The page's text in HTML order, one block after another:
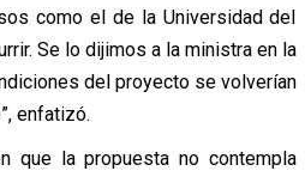
como el de la Universidad del
Se lo dijimos a la ministra en la
del proyecto se volverían
enfatizó.
que la propuesta no contempla